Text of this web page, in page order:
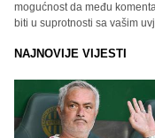
mogućnost da među
biti u suprotnosti sa vašim
NAJNOVIJE VIJESTI